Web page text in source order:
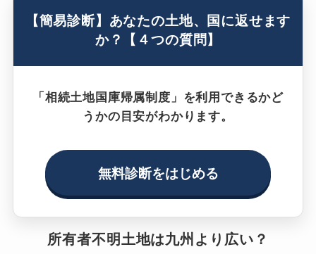
【簡易診断】あなたの土地、国に返せます
か？【４つの質問】
「相続土地国庫帰属制度」を利用できるかど
うかの目安がわかります。
無料診断をはじめる
所有者不明土地は九州より広い？